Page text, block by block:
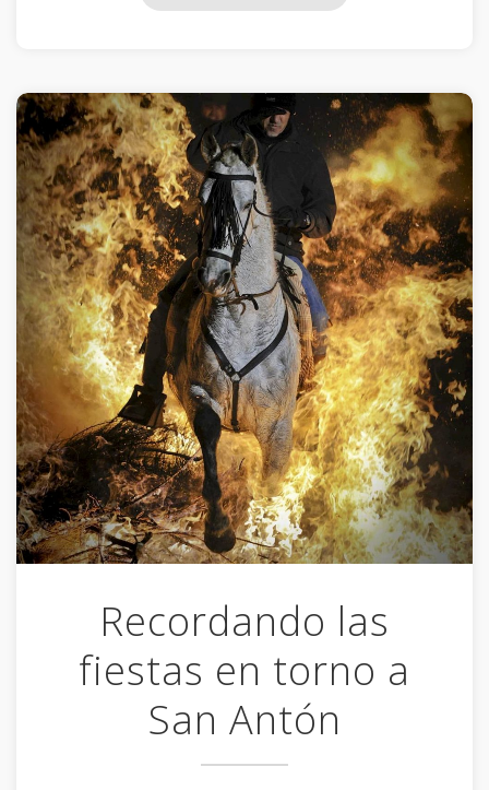
Recordando las
fiestas en torno a
San Antón